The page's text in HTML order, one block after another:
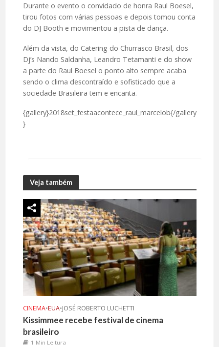
Durante o evento o convidado de honra Raul Boesel,
tirou fotos com várias pessoas e depois tomou conta
do DJ Booth e movimentou a pista de dança.
Além da vista, do Catering do Churrasco Brasil, dos
Dj’s Nando Saldanha, Leandro Tetamanti e do show
a parte do Raul Boesel o ponto alto sempre acaba
sendo o clima descontraído e sofisticado que a
sociedade Brasileira tem e encanta.
{gallery}2018set_festaacontece_raul_marcelob{/gallery
}
Veja também
CINEMA•EUA•JOSÉ ROBERTO LUCHETTI
Kissimmee recebe festival de cinema
brasileiro
1 Min Leitura